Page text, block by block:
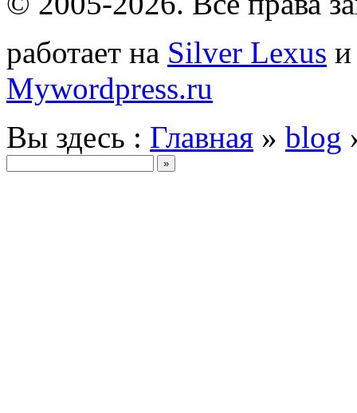
работает на Silver Lexus
Mywordpress.ru
Вы здесь : Главная » blog